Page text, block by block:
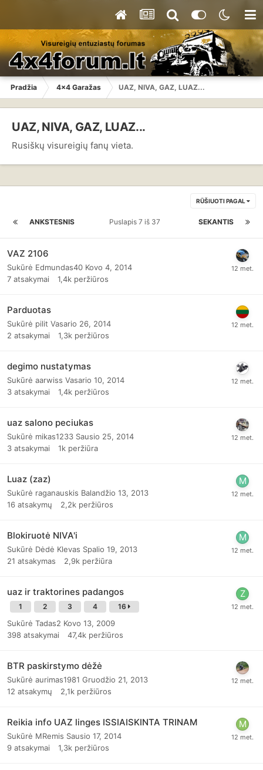
Pradžia 4x4 Garažas UAZ, NIVA, GAZ, LUAZ...
UAZ, NIVA, GAZ, LUAZ...
Rusiškų visureigių fanų vieta.
RŪŠIUOTI PAGAL
ANKSTESNIS SEKANTIS
Puslapis 7 iš 37
VAZ 2106
Sukūrė Edmundas40 Kovo 4, 2014
7 atsakymai 1,4k peržiūros
Parduotas
Sukūrė pilit Vasario 26, 2014
2 atsakymai 1,3k peržiūros
degimo nustatymas
Sukūrė aarwiss Vasario 10, 2014
3 atsakymai 1,4k peržiūros
uaz salono peciukas
Sukūrė mikas1233 Sausio 25, 2014
3 atsakymai 1k peržiūra
Luaz (zaz)
Sukūrė raganauskis Balandžio 13, 2013
16 atsakymų 2,2k peržiūros
Blokiruotė NIVA'i
Sukūrė Dėdė Klevas Spalio 19, 2013
21 atsakymas 2,9k peržiūra
uaz ir traktorines padangos
1 2 3 4 16
Sukūrė Tadas2 Kovo 13, 2009
398 atsakymai 47,4k peržiūros
BTR paskirstymo dėžė
Sukūrė aurimas1981 Gruodžio 21, 2013
12 atsakymų 2,1k peržiūros
Reikia info UAZ linges ISSIAISKINTA TRINAM
Sukūrė MRemis Sausio 17, 2014
9 atsakymai 1,3k peržiūros